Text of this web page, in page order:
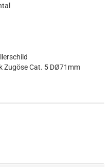
Zugöse Cat. 5 DØ71mm